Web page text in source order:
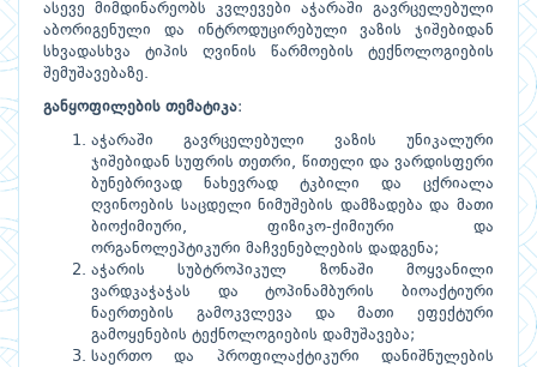
ასევე მიმდინარეობს კვლევები აჭარაში გავრცელებული
აბორიგენული და ინტროდუცირებული ვაზის ჯიშებიდან
სხვადასხვა ტიპის ღვინის წარმოების ტექნოლოგიების
შემუშავებაზე.
განყოფილების თემატიკა:
აჭარაში გავრცელებული ვაზის უნიკალური
ჯიშებიდან სუფრის თეთრი, წითელი და ვარდისფერი
ბუნებრივად ნახევრად ტკბილი და ცქრიალა
ღვინოების საცდელი ნიმუშების დამზადება და მათი
ბიოქიმიური, ფიზიკო-ქიმიური და
ორგანოლეპტიკური მაჩვენებლების დადგენა;
აჭარის სუბტროპიკულ ზონაში მოყვანილი
ვარდკაჭაჭას და ტოპინამბურის ბიოაქტიური
ნაერთების გამოკვლევა და მათი ეფექტური
გამოყენების ტექნოლოგიების დამუშავება;
საერთო და პროფილაქტიკური დანიშნულების